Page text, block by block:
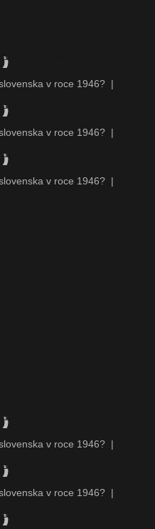
v roce 1946? |
v roce 1946? |
v roce 1946? |
v roce 1946? |
v roce 1946? |